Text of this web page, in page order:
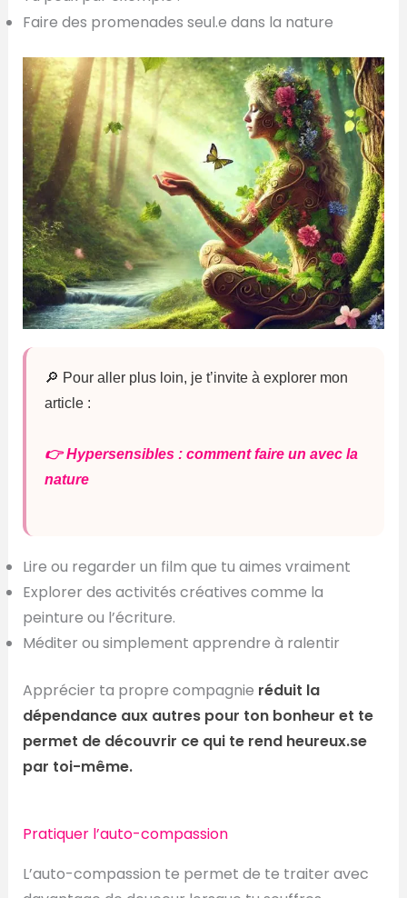
Faire des promenades seul.e dans la nature
🔎 Pour aller plus loin, je t’invite à explorer mon
article :
👉 Hypersensibles : comment faire un avec la
nature
Lire ou regarder un film que tu aimes vraiment
Explorer des activités créatives comme la
peinture ou l’écriture.
Méditer ou simplement apprendre à ralentir
Apprécier ta propre compagnie réduit la
dépendance aux autres pour ton bonheur et te
permet de découvrir ce qui te rend heureux.se
par toi-même.
Pratiquer l’auto-compassion
L’auto-compassion te permet de te traiter avec